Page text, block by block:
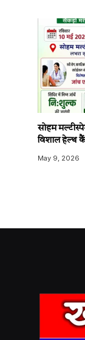
सोहम
विशाल हेल्थ
May 9, 2026